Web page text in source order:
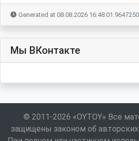
Generated at 08.08.2026
Мы ВКонтакте
© 2011-2026 «OYTOY» Все
защищены законом об